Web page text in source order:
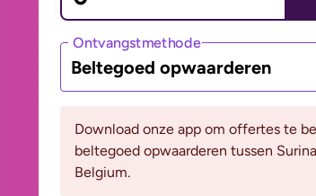
Ontvangstmethode
Beltegoed opwaarderen
Download onze app om offertes te
beltegoed opwaarderen tussen
Belgium.